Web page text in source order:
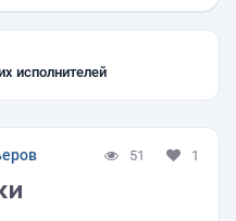
исполнителей
51 1